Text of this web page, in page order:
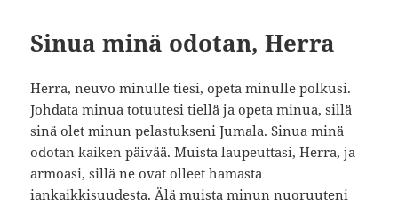
Sinua minä odotan, Herra
Herra, neuvo minulle tiesi, opeta minulle polkusi.
Johdata minua totuutesi tiellä ja opeta minua, sillä
sinä olet minun pelastukseni Jumala. Sinua minä
odotan kaiken päivää. Muista laupeuttasi, Herra, ja
armoasi, sillä ne ovat olleet hamasta
iankaikkisuudesta. Älä muista minun nuoruuteni